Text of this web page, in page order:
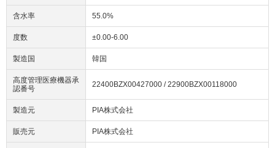
含水率 55.0%
度数 ±0.00-6.00
製造国 韓国
高度管理医療機器承
認番号
22400BZX00427000 / 22900BZX00118000
製造元 PIA株式会社
販売元 PIA株式会社